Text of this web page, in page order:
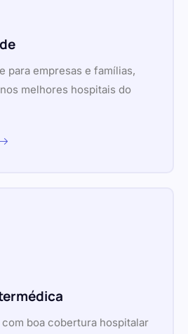
para empresas e famílias,
melhores hospitais do
boa cobertura hospitalar